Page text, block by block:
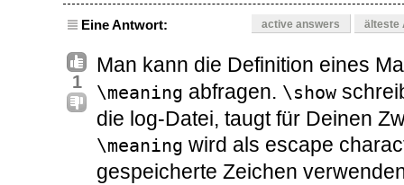
Eine Antwort: active answers älteste
1
Man kann die Definition eines
\meaning abfragen. \show
die log-Datei, taugt für Deinen
\meaning wird als escape
gespeicherte Zeichen